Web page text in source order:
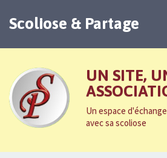
Scoliose & Partage
UN SITE,
Un espace
avec sa scoliose